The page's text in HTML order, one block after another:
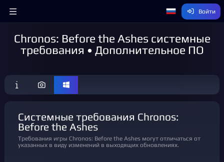
Войти
Chronos: Before the Ashes системные
требования • Дополнительное ПО
Системные требования Chronos:
Before the Ashes
Требования игры Chronos: Before the Ashes могут отличаться от
указанных в виду изменений в выходящих обновлениях.